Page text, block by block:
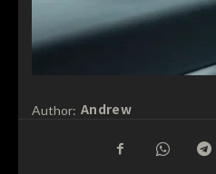
Author: Andrew